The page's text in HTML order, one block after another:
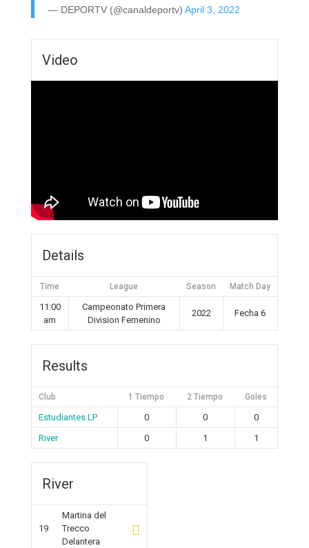
— DEPORTV (@canaldeportv) April 3, 2022
Video
Details
Time League Season Match Day
11:00
am
Campeonato Primera
Division Femenino
2022 Fecha 6
Results
Club 1 Tiempo 2 Tiempo Goles
Estudiantes LP 0 0
0
River
0 1 1
River
19
Martina del
Trecco
Delantera